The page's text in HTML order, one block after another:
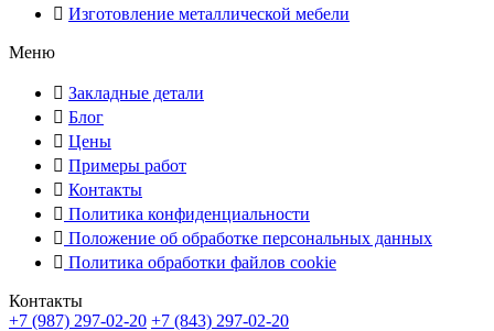
Изготовление металлической мебели
Меню
Закладные детали
Блог
Цены
Примеры работ
Контакты
Политика конфиденциальности
Положение об обработке персональных данных
Политика обработки файлов cookie
Контакты
+7 (987) 297-02-20 +7 (843) 297-02-20